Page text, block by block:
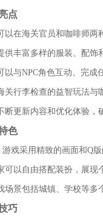
点
以在海关官员和咖啡师两
供丰富多样的服装、配饰
以与NPC角色互动、完成
关行李检查的益智玩法与
断更新内容和优化体验，
色
戏采用精致的画面和Q
可以自由搭配装扮，展现
场景包括城镇、学校等多
巧